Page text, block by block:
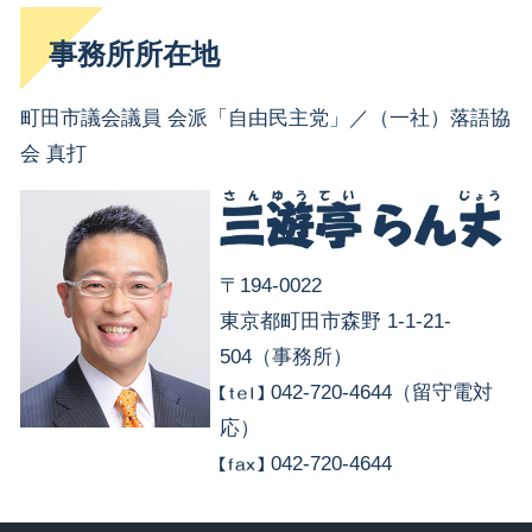
事務所所在地
町田市議会議員 会派「自由民主党」／（一社）落語協
会 真打
〒194-0022
東京都町田市森野 1-1-21-
504（事務所）
042-720-4644（留守電対
応）
042-720-4644